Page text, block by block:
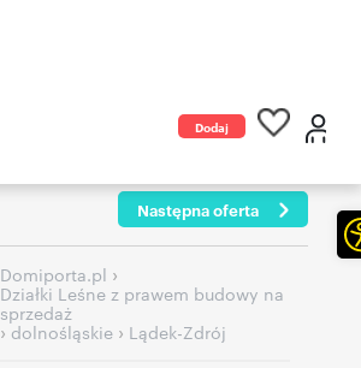
Dodaj
Następna oferta
Domiporta.pl ›
Działki Leśne z prawem budowy na
sprzedaż
›dolnośląskie › Lądek-Zdrój